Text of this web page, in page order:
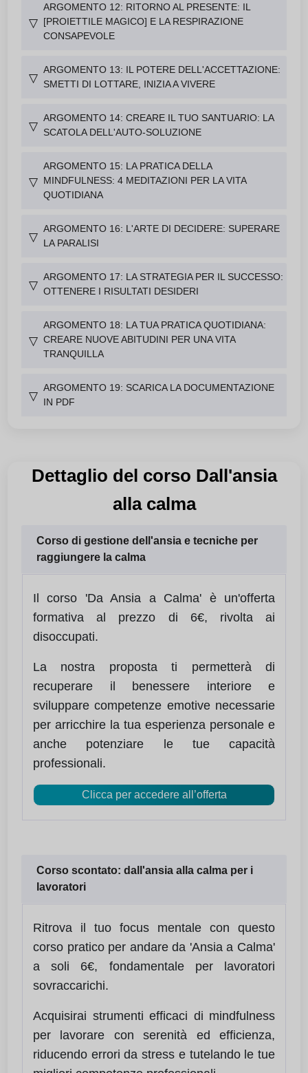
▽
ARGOMENTO 12: RITORNO AL PRESENTE: IL
[PROIETTILE MAGICO] E LA RESPIRAZIONE
CONSAPEVOLE
▽
ARGOMENTO 13: IL POTERE DELL'ACCETTAZIONE:
SMETTI DI LOTTARE, INIZIA A VIVERE
▽
ARGOMENTO 14: CREARE IL TUO SANTUARIO: LA
SCATOLA DELL'AUTO-SOLUZIONE
▽
ARGOMENTO 15: LA PRATICA DELLA
MINDFULNESS: 4 MEDITAZIONI PER LA VITA
QUOTIDIANA
▽
ARGOMENTO 16: L'ARTE DI DECIDERE: SUPERARE
LA PARALISI
▽
ARGOMENTO 17: LA STRATEGIA PER IL SUCCESSO:
OTTENERE I RISULTATI DESIDERI
▽
ARGOMENTO 18: LA TUA PRATICA QUOTIDIANA:
CREARE NUOVE ABITUDINI PER UNA VITA
TRANQUILLA
▽
ARGOMENTO 19: SCARICA LA DOCUMENTAZIONE
IN PDF
Dettaglio del corso Dall'ansia
alla calma
Corso di gestione dell'ansia e tecniche per
raggiungere la calma
Il corso 'Da Ansia a Calma' è un'offerta
formativa al prezzo di 6€, rivolta ai
disoccupati.
La nostra proposta ti permetterà di
recuperare il benessere interiore e
sviluppare competenze emotive necessarie
per arricchire la tua esperienza personale e
anche potenziare le tue capacità
professionali.
Clicca per accedere all’offerta
Corso scontato: dall'ansia alla calma per i
lavoratori
Ritrova il tuo focus mentale con questo
corso pratico per andare da 'Ansia a Calma'
a soli 6€, fondamentale per lavoratori
sovraccarichi.
Acquisirai strumenti efficaci di mindfulness
per lavorare con serenità ed efficienza,
riducendo errori da stress e tutelando le tue